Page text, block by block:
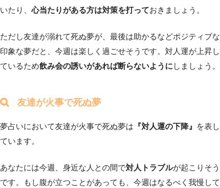
いたり、心当たりがある方は対策を打っておきましょう。
ただし友達が溺れて死ぬ夢が、最後は助かるなどポジティブな
印象な夢だと、今週は楽しく過ごせそうです。対人運が上昇し
ているため飲み会の誘いがあれば断らないように しましょう。
友達が火事で死ぬ夢
夢占いにおいて友達が火事で死ぬ夢は 『対人運の下降』
を表し
ています。
あなたには今週、身近な人との間で対人トラブルが起こりそう
です。もし腹が立つことがあっても、今週はなるべく我慢して